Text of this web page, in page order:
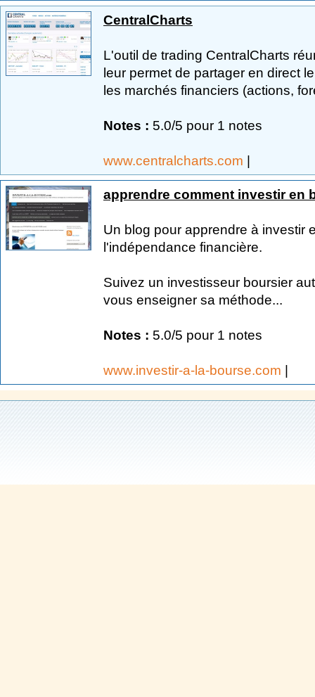
CentralCharts
L'outil de trading CentralCharts
leur permet de partager en direct
les marchés financiers (actions,
Notes : 5.0/5 pour 1 notes
www.centralcharts.com |
apprendre comment investir en
Un blog pour apprendre à investir
l'indépendance financière.
Suivez un investisseur boursier
vous enseigner sa méthode...
Notes : 5.0/5 pour 1 notes
www.investir-a-la-bourse.com |